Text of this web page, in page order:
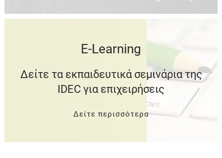
E-Learning
Δείτε τα εκπαιδευτικά σεμινάρια της
IDEC για επιχειρήσεις
Δείτε περισσότερα